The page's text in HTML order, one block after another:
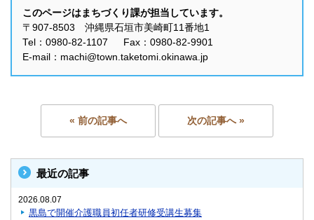
このページはまちづくり課が担当しています。
〒907-8503 沖縄県石垣市美崎町11番地1
Tel：0980-82-1107 Fax：0980-82-9901
E-mail：machi@town.taketomi.okinawa.jp
« 前の記事へ 次の記事へ »
最近の記事
2026.08.07
黒島で開催介護職員初任者研修受講生募集